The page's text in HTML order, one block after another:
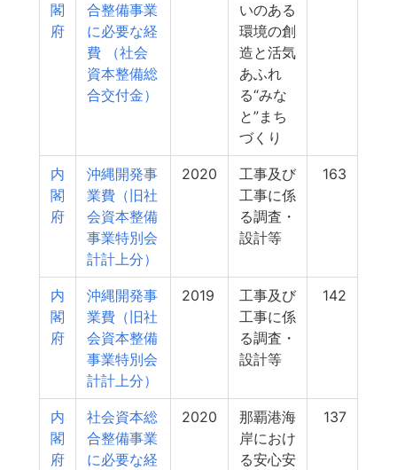
閣
府
合整備事業
に必要な経
費 （社会
資本整備総
合交付金）
いのある
環境の創
造と活気
あふれ
る“みな
と”まち
づくり
内
閣
府
沖縄開発事
業費（旧社
会資本整備
事業特別会
計計上分）
2020
工事及び
工事に係
る調査・
設計等
163
内
閣
府
沖縄開発事
業費（旧社
会資本整備
事業特別会
計計上分）
2019
工事及び
工事に係
る調査・
設計等
142
内
閣
府
社会資本総
合整備事業
に必要な経
2020
那覇港海
岸におけ
る安心安
137